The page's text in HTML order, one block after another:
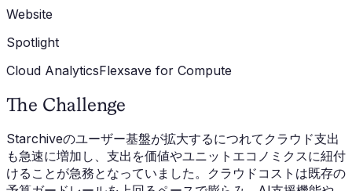
Website
Spotlight
Cloud AnalyticsFlexsave for Compute
The Challenge
Starchiveのユーザー基盤が拡大するにつれてクラウド支出
も急速に増加し、支出を価値やユニットエコノミクスに紐付
けることが急務となっていました。クラウドコストは既存の